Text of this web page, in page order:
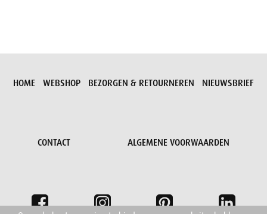
HOME WEBSHOP BEZORGEN & RETOURNEREN NIEUWSBRIEF
CONTACT ALGEMENE VOORWAARDEN